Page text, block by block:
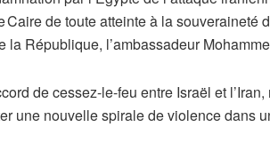
Caire de toute atteinte à la
République, l’ambassadeur
de cessez-le-feu entre Israël et
une nouvelle spirale de violence dans